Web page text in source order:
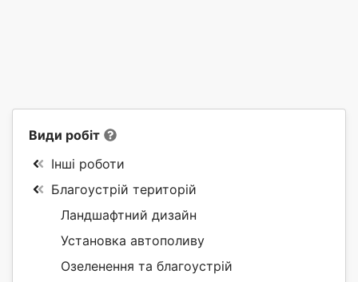
Види робіт
Інші роботи
Благоустрій територій
Ландшафтний дизайн
Установка автополиву
Озеленення та благоустрій